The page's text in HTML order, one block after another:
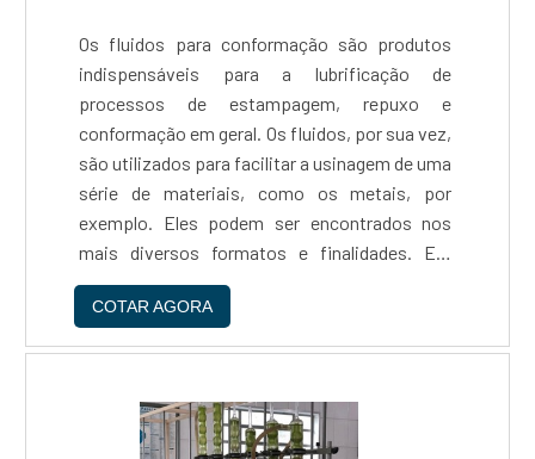
Os fluidos para conformação são produtos
indispensáveis para a lubrificação de
processos de estampagem, repuxo e
conformação em geral. Os fluidos, por sua vez,
são utilizados para facilitar a usinagem de uma
série de materiais, como os metais, por
exemplo. Eles podem ser encontrados nos
mais diversos formatos e finalidades. Em
paralelo a isso, os fluidos a fim de
conformação visam oferecer resistência à
região de contato entre a peça e a ferramenta,
produto e promover a durabilidade da
ferramenta. Por essas e outras razões, este
COTAR AGORA